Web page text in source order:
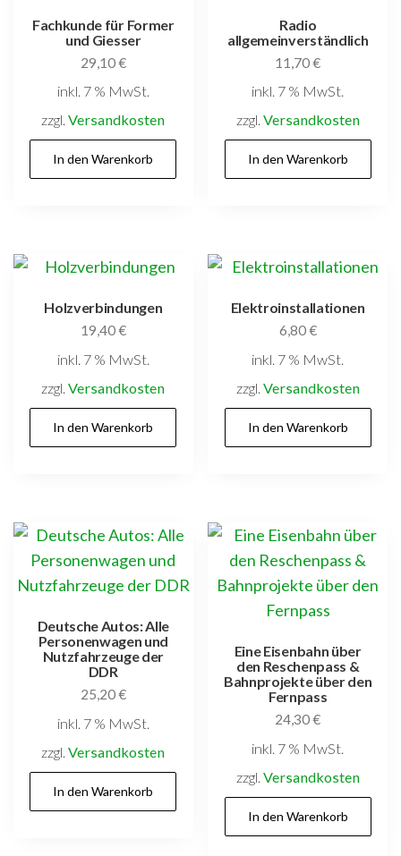
Fachkunde für Former
und Giesser
29,10€
inkl. 7 % MwSt.
zzgl.Versandkosten
In den Warenkorb
Radio
allgemeinverständlich
11,70€
inkl. 7 % MwSt.
zzgl. Versandkosten
In den Warenkorb
Holzverbindungen
19,40€
inkl. 7 % MwSt.
zzgl.Versandkosten
In den Warenkorb
Elektroinstallationen
6,80€
inkl. 7 % MwSt.
zzgl. Versandkosten
In den Warenkorb
Deutsche Autos: Alle
Personenwagen und
Nutzfahrzeuge der
DDR
25,20€
inkl. 7 % MwSt.
zzgl.Versandkosten
In den Warenkorb
Eine Eisenbahn über
den Reschenpass &
Bahnprojekte über den
Fernpass
24,30€
inkl. 7 % MwSt.
zzgl. Versandkosten
In den Warenkorb